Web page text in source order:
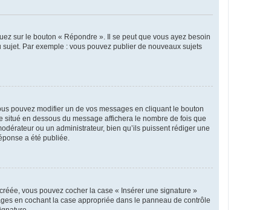
sur le bouton « Répondre ». Il se peut que vous ayez besoin
Par exemple : vous pouvez publier de nouveaux sujets
pouvez modifier un de vos messages en cliquant le bouton
en dessous du message affichera le nombre de fois que
ou un administrateur, bien qu’ils puissent rédiger une
a été publiée.
vous pouvez cocher la case « Insérer une signature »
en cochant la case appropriée dans le panneau de contrôle